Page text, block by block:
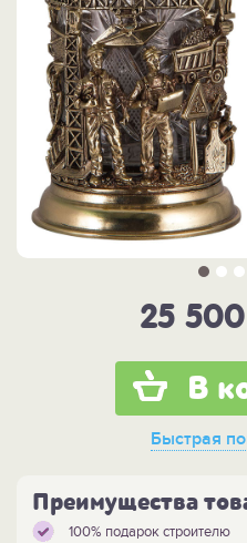
25 500
В
Быстрая
Преимущества
100% подарок строителю